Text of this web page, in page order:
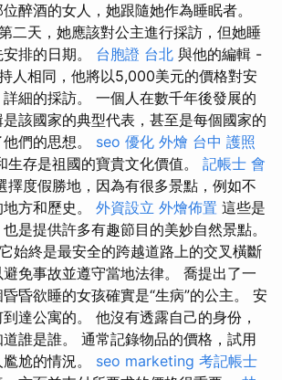
醉酒的女人，她跟隨她作為睡眠者。
二天，她應該對公主進行採訪，但她睡
排的日期。 台胞證 台北 與他的編輯 -
人相同，他將以5,000美元的價格對安
細的採訪。 一個人在數千年後發展的
該國家的典型代表，甚至是每個國家的
們的思想。 seo 優化 外燴 台中 護照
生存是祖國的寶貴文化價值。 記帳士 會
擇度假勝地，因為有很多景點，例如不
方和歷史。 外資設立 外燴佈置 這些是
是提供許多有趣節目的美妙自然景點。
始終是最安全的跨越道路上的交叉橫斷
免事故並遵守當地法律。 喬提出了一
昏欲睡的女孩確實是“生病”的公主。 安
達公寓的。 他沒有透露自己的身份，
誰是誰。 通常記錄物品的價格，試用
尬的情況。 seo marketing 考記帳士